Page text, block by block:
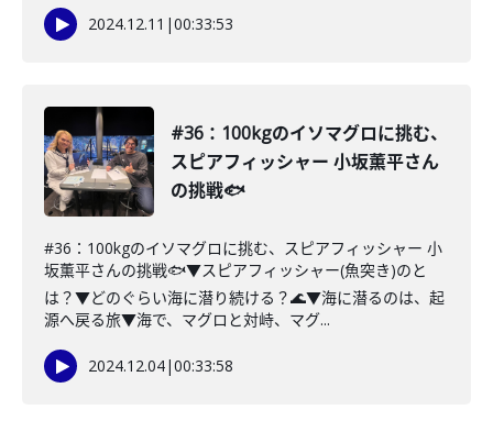
2024.12.11 |00:33:53
#36：100kgのイソマグロに挑む、
スピアフィッシャー 小坂薫平さん
の挑戦🐟
#36：100kgのイソマグロに挑む、スピアフィッシャー 小
坂薫平さんの挑戦🐟▼スピアフィッシャー(魚突き)のと
は？▼どのぐらい海に潜り続ける？🌊▼海に潜るのは、起
源へ戻る旅▼海で、マグロと対峙、マグ...
2024.12.04|00:33:58